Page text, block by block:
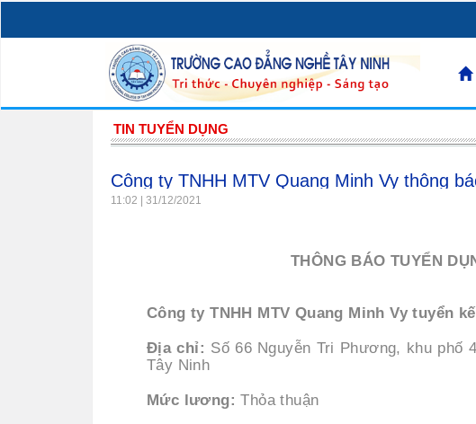
TIN TUYỂN DỤNG
Công ty TNHH MTV Quang Minh Vy thông
11:02 | 31/12/2021
THÔNG BÁO TUYỂN
Công ty TNHH MTV Quang Minh Vy tuyển
Địa chỉ: Số 66 Nguyễn Tri Phương, khu phố
Tây Ninh
Mức lương: Thỏa thuận